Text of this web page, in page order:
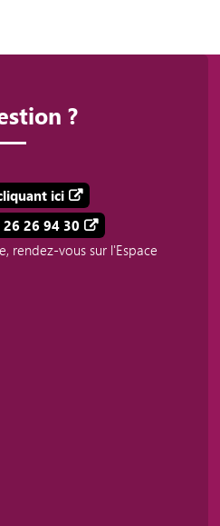
?
ici
26 26 94 30
rendez-vous sur l'Espace